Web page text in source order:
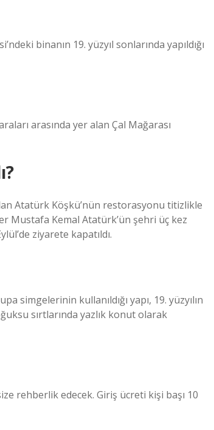
binanın 19. yüzyıl sonlarında yapıldığı
arasında yer alan Çal Mağarası
Atatürk Köşkü’nün restorasyonu titizlikle
Mustafa Kemal Atatürk’ün şehri üç kez
ziyarete kapatıldı.
simgelerinin kullanıldığı yapı, 19. yüzyılın
sırtlarında yazlık konut olarak
rehberlik edecek. Giriş ücreti kişi başı 10